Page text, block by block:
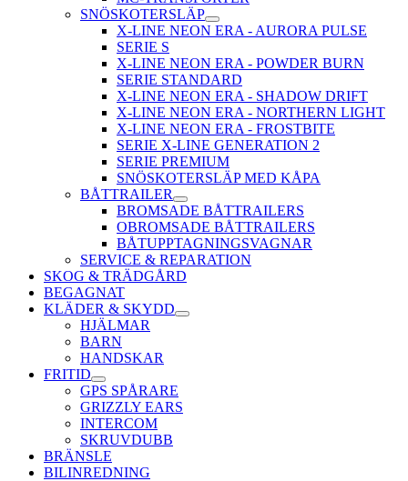
SNÖSKOTERSLÄP
X-LINE NEON ERA - AURORA PULSE
SERIE S
X-LINE NEON ERA - POWDER BURN
SERIE STANDARD
X-LINE NEON ERA - SHADOW DRIFT
X-LINE NEON ERA - NORTHERN LIGHT
X-LINE NEON ERA - FROSTBITE
SERIE X-LINE GENERATION 2
SERIE PREMIUM
SNÖSKOTERSLÄP MED KÅPA
BÅTTRAILER
BROMSADE BÅTTRAILERS
OBROMSADE BÅTTRAILERS
BÅTUPPTAGNINGSVAGNAR
SERVICE & REPARATION
SKOG & TRÄDGÅRD
BEGAGNAT
KLÄDER & SKYDD
HJÄLMAR
BARN
HANDSKAR
FRITID
GPS SPÅRARE
GRIZZLY EARS
INTERCOM
SKRUVDUBB
BRÄNSLE
BILINREDNING